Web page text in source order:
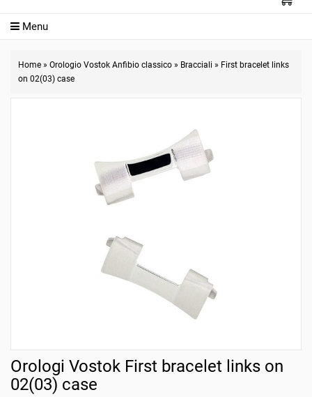
Menu
Home » Orologio Vostok Anfibio classico » Bracciali » First bracelet links
on 02(03) case
Orologi Vostok First bracelet links on
02(03) case